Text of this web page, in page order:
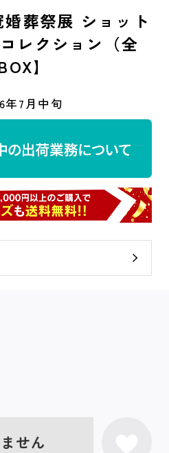
婚葬祭展 ショット
レクション（全
】
年7月中旬
せん